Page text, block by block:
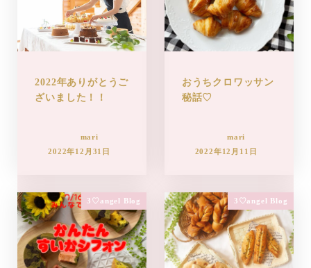
2022年ありがとうご
ざいました！！
mari
2022年12月31日
おうちクロワッサン
秘話♡
mari
2022年12月11日
3♡angel Blog 3♡angel Blog